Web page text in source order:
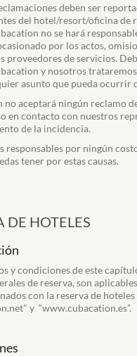
deben ser
del hotel/resort/oficina de
no se hará
por los actos,
proveedores de servicios.
y nosotros
asunto que pueda ocurrir
no aceptará ningún reclamo
en contacto con nuestros
de la incidencia.
responsables por ningún
tener por estas causas.
DE HOTELES
y condiciones de este
de reserva, son
con la reserva de
y “www.cubacation.es”.